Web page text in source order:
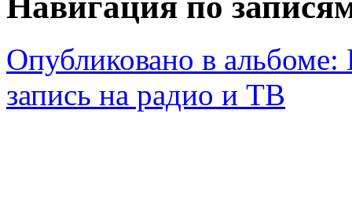
Опубликовано в альбоме:
запись на радио и ТВ